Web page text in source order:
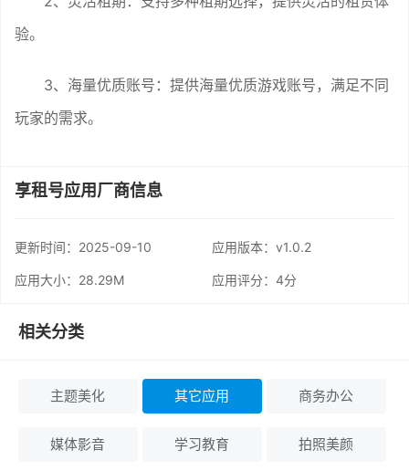
验。
3、海量优质账号：提供海量优质游戏账号，满足不同
玩家的需求。
享租号应用厂商信息
更新时间： 2025-09-10 应用版本：v1.0.2
应用大小：28.29M 应用评分： 4分
相关分类
主题美化 其它应用 商务办公
媒体影音 学习教育 拍照美颜